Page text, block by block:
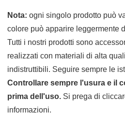
Nota: ogni singolo prodotto può
colore può apparire leggermente
Tutti i nostri prodotti sono
realizzati con materiali di alta
indistruttibili. Seguire sempre le
Controllare sempre l'usura e il
prima dell'uso. Si prega di
informazioni.